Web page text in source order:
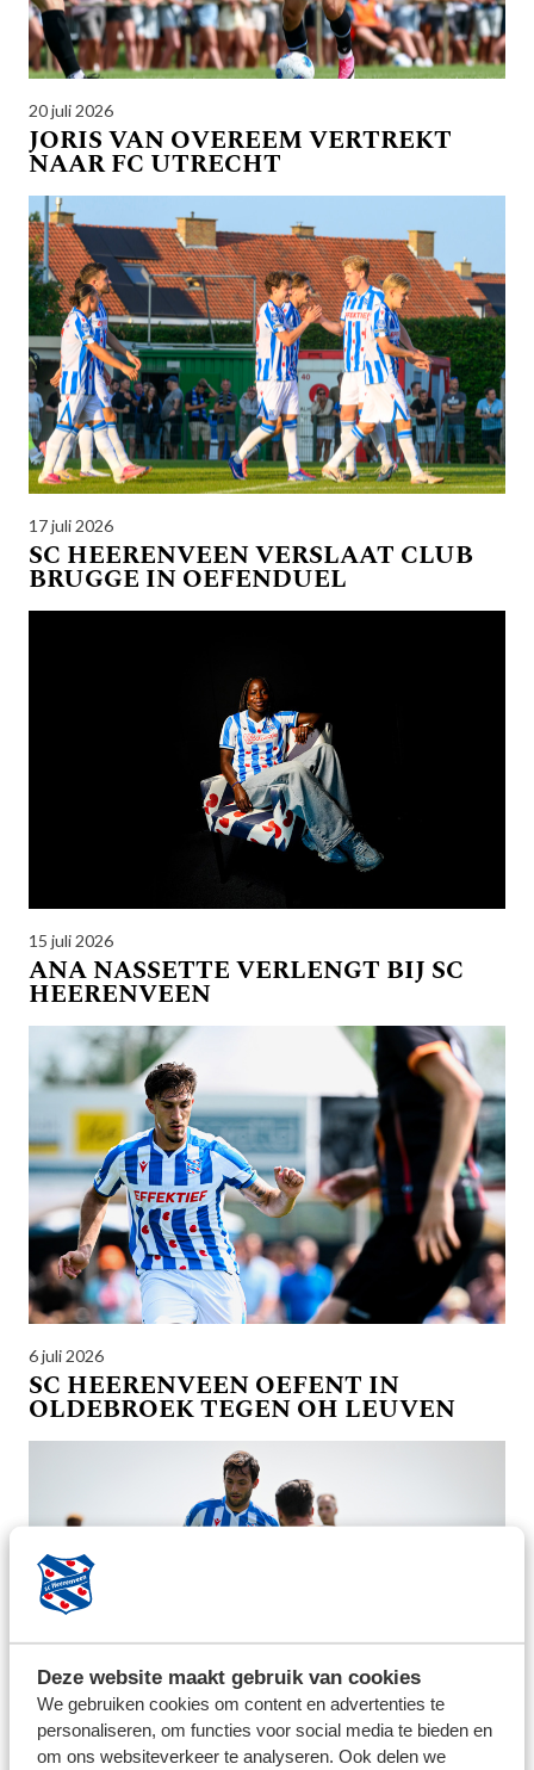
Deze website maakt gebruik van cookies
We gebruiken cookies om content en advertenties te
personaliseren, om functies voor social media te bieden en
om ons websiteverkeer te analyseren. Ook delen we
20 juli 2026
JORIS VAN OVEREEM VERTREKT
NAAR FC UTRECHT
17 juli 2026
SC HEERENVEEN VERSLAAT CLUB
BRUGGE IN OEFENDUEL
15 juli 2026
ANA NASSETTE VERLENGT BIJ SC
HEERENVEEN
6 juli 2026
SC HEERENVEEN OEFENT IN
OLDEBROEK TEGEN OH LEUVEN